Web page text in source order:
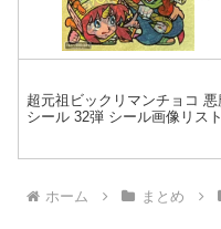
超元祖ビックリマンチョコ
シール 32弾 シール画像リスト
ホーム まとめ